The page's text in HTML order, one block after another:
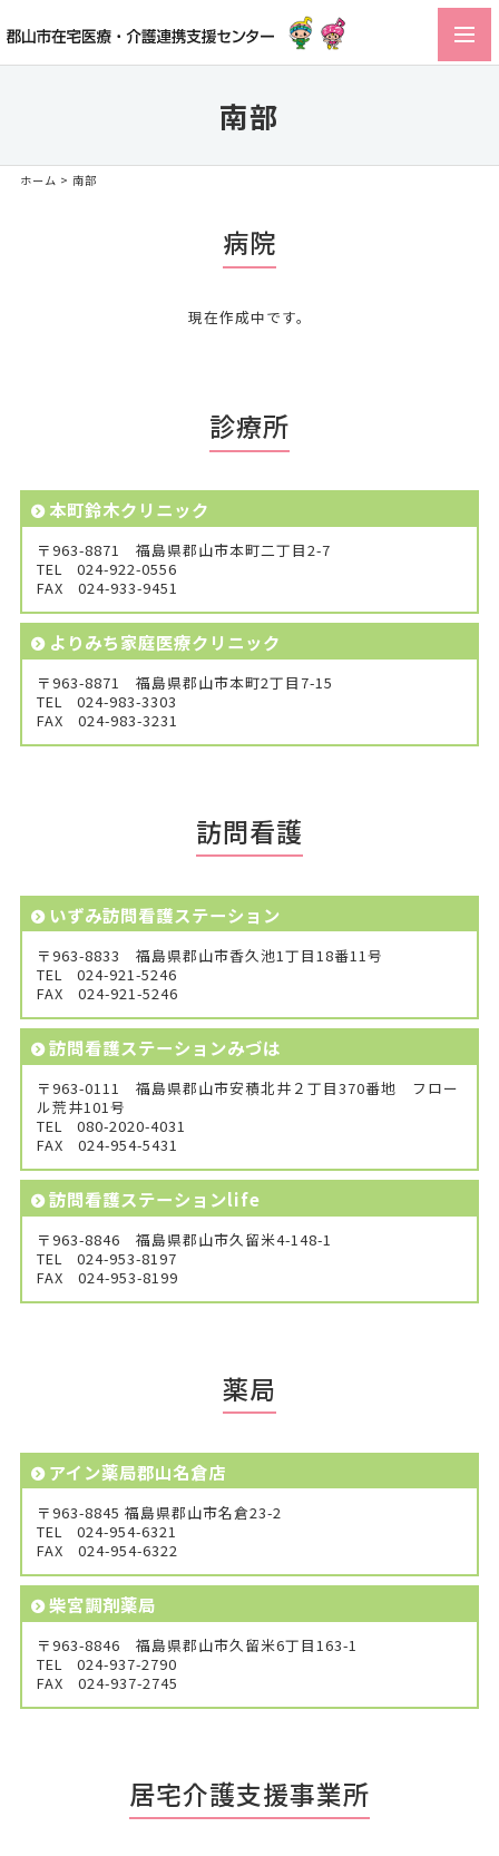
南部
ホーム > 南部
病院
現在作成中です。
診療所
本町鈴木クリニック
〒963-8871 福島県郡山市本町二丁目2-7
TEL
024-922-0556
FAX
024-933-9451
よりみち家庭医療クリニック
〒963-8871 福島県郡山市本町2丁目7-15
TEL
024-983-3303
FAX
024-983-3231
訪問看護
いずみ訪問看護ステーション
〒963-8833 福島県郡山市香久池1丁目18番11号
TEL
024-921-5246
FAX
024-921-5246
訪問看護ステーションみづは
〒963-0111 福島県郡山市安積北井２丁目370番地 フロー
ル荒井101号
TEL
080-2020-4031
FAX
024-954-5431
訪問看護ステーションlife
〒963-8846 福島県郡山市久留米4-148-1
TEL
024-953-8197
FAX
024-953-8199
薬局
アイン薬局郡山名倉店
〒963-8845 福島県郡山市名倉23-2
TEL
024-954-6321
FAX
024-954-6322
柴宮調剤薬局
〒963-8846 福島県郡山市久留米6丁目163-1
TEL
024-937-2790
FAX
024-937-2745
居宅介護支援事業所